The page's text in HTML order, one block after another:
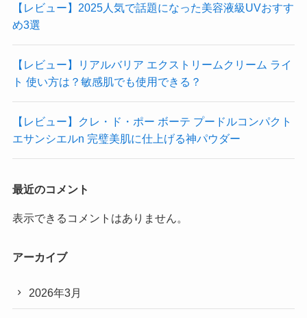
【レビュー】2025人気で話題になった美容液級UVおすす
め3選
【レビュー】リアルバリア エクストリームクリーム ライ
ト 使い方は？敏感肌でも使用できる？
【レビュー】クレ・ド・ポー ボーテ プードルコンパクト
エサンシエルn 完璧美肌に仕上げる神パウダー
最近のコメント
表示できるコメントはありません。
アーカイブ
2026年3月